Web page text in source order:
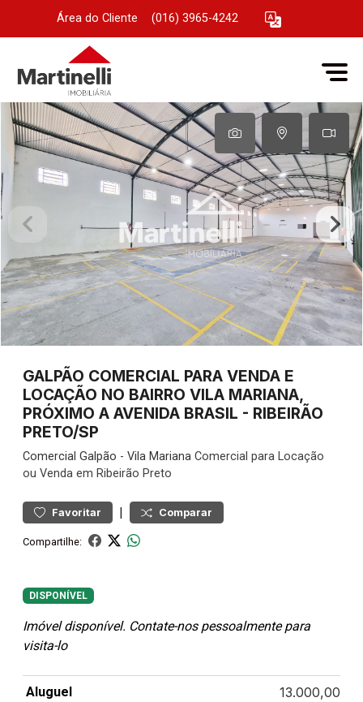
Área do Cliente (016) 3965-4242
GALPÃO COMERCIAL PARA VENDA E
LOCAÇÃO NO BAIRRO VILA MARIANA,
PRÓXIMO A AVENIDA BRASIL - RIBEIRÃO
PRETO/SP
Comercial Galpão - Vila Mariana Comercial para Locação
ou Venda em Ribeirão Preto
Favoritar | Comparar
Compartilhe:
DISPONÍVEL
Imóvel disponível. Contate-nos pessoalmente para
visita-lo
Aluguel 13.000,00